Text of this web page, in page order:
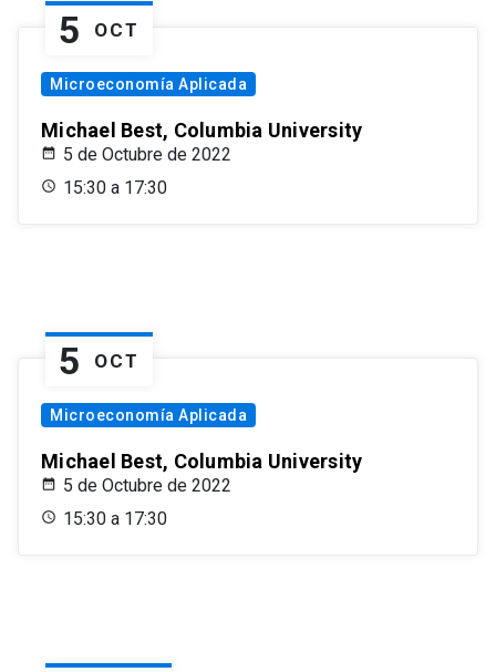
5 OCT
Microeconomía Aplicada
Michael Best, Columbia University
5 de Octubre de 2022
15:30 a 17:30
5 OCT
Microeconomía Aplicada
Michael Best, Columbia University
5 de Octubre de 2022
15:30 a 17:30